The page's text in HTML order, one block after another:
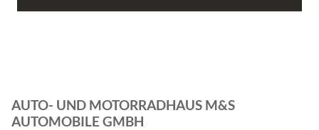
AUTO- UND MOTORRADHAUS M&S
AUTOMOBILE GMBH